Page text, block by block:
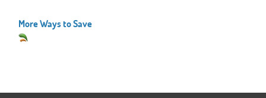
More Ways to Save